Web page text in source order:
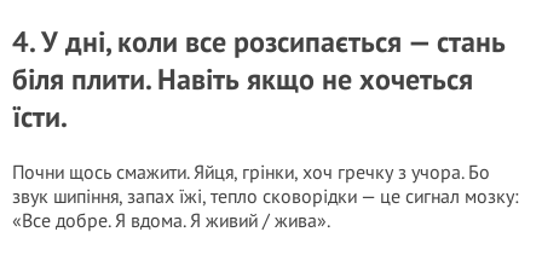
4. У дні, коли все розсипається — стань
біля плити. Навіть якщо не хочеться
їсти.
Почни щось смажити. Яйця, грінки, хоч гречку з учора. Бо
звук шипіння, запах їжі, тепло сковорідки — це сигнал мозку:
«Все добре. Я вдома. Я живий / жива».